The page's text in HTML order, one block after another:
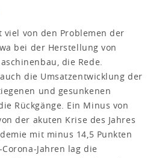
viel von den Problemen der
bei der Herstellung von
die Rede.
die Umsatzentwicklung der
und gesunkenen
Rückgänge. Ein Minus von
der akuten Krise des Jahres
mit minus 14,5 Punkten
Jahren lag die